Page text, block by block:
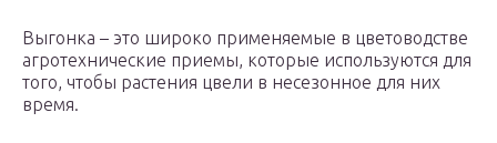
Выгонка – это широко применяемые в цветоводстве
агротехнические приемы, которые используются для
того, чтобы растения цвели в несезонное для них
время.